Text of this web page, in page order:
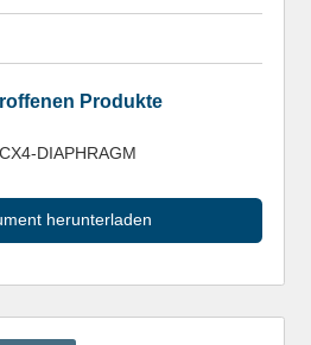
Produkte
DIAPHRAGM
herunterladen